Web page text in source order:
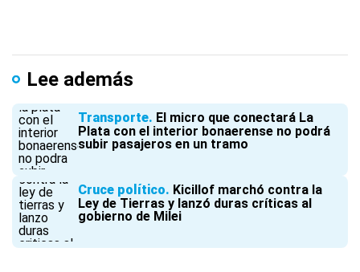
Lee además
Transporte El micro que conectará La
Plata con el interior bonaerense no podrá
subir pasajeros en un tramo
Cruce político Kicillof marchó contra la
Ley de Tierras y lanzó duras críticas al
gobierno de Milei